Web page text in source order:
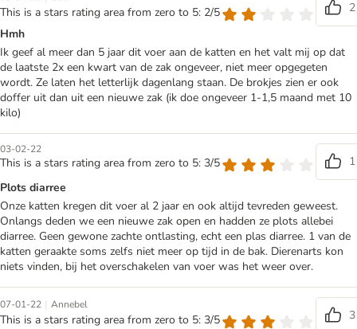
This is a stars rating area from zero to 5: 2/5
2
Hmh
Ik geef al meer dan 5 jaar dit voer aan de katten en het valt mij op dat
de laatste 2x een kwart van de zak ongeveer, niet meer opgegeten
wordt. Ze laten het letterlijk dagenlang staan. De brokjes zien er ook
doffer uit dan uit een nieuwe zak (ik doe ongeveer 1-1,5 maand met 10
kilo)
03-02-22
This is a stars rating area from zero to 5: 3/5
1
Plots diarree
Onze katten kregen dit voer al 2 jaar en ook altijd tevreden geweest.
Onlangs deden we een nieuwe zak open en hadden ze plots allebei
diarree. Geen gewone zachte ontlasting, echt een plas diarree. 1 van de
katten geraakte soms zelfs niet meer op tijd in de bak. Dierenarts kon
niets vinden, bij het overschakelen van voer was het weer over.
07-01-22 | Annebel
This is a stars rating area from zero to 5: 3/5
3